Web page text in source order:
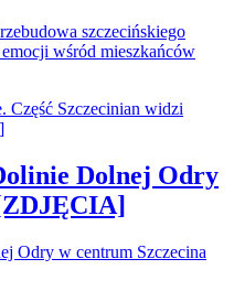
szczecińskiego
wśród mieszkańców
Dolnej Odry